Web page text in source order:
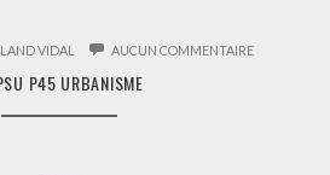
VIDAL AUCUN COMMENTAIRESUR
P45 URBANISME